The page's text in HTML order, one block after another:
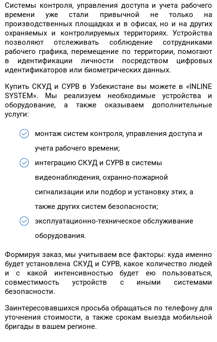
Системы контроля, управления доступа и учета рабочего
времени уже стали привычной не только на
производственных площадках и в офисах, но и на других
охраняемых и контролируемых территориях. Устройства
позволяют отслеживать соблюдение сотрудниками
рабочего графика, перемещение по территории, помогают
в идентификации личности посредством цифровых
идентификаторов или биометрических данных.
Купить СКУД и СУРВ в Узбекистане вы можете в «INLINE
SYSTEM». Мы реализуем необходимые устройства и
оборудование, а также оказываем дополнительные
услуги:
монтаж систем контроля, управления доступа и
учета рабочего времени;
интеграцию СКУД и СУРВ в системы
видеонаблюдения, охранно-пожарной
сигнализации или подбор и установку этих, а
также других систем безопасности;
эксплуатационно-техническое обслуживание
оборудования.
Формируя заказ, мы учитываем все факторы: куда именно
будет установлена СКУД и СУРВ, какое количество людей
и с какой интенсивностью будет ею пользоваться,
совместимость устройств с иными системами
безопасности.
Заинтересовавшихся просьба обращаться по телефону для
уточнения стоимости, а также срокам выезда мобильной
бригады в вашем регионе.